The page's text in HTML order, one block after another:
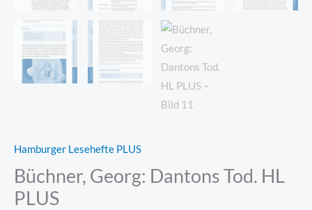
Hamburger Lesehefte PLUS
Büchner, Georg: Dantons Tod. HL
PLUS